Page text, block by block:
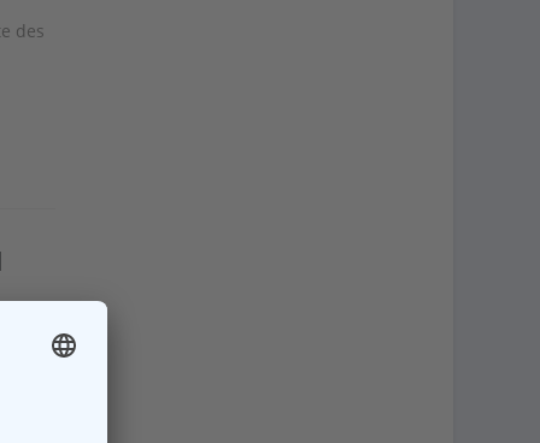
des